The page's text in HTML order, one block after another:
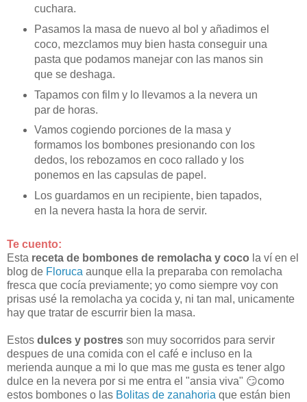
cuchara.
Pasamos la masa de nuevo al bol y añadimos el
coco, mezclamos muy bien hasta conseguir una
pasta que podamos manejar con las manos sin
que se deshaga.
Tapamos con film y lo llevamos a la nevera un
par de horas.
Vamos cogiendo porciones de la masa y
formamos los bombones presionando con los
dedos, los rebozamos en coco rallado y los
ponemos en las capsulas de papel.
Los guardamos en un recipiente, bien tapados,
en la nevera hasta la hora de servir.
Te cuento:
Esta receta de bombones de remolacha y coco la ví en el
blog de Floruca aunque ella la preparaba con remolacha
fresca que cocía previamente; yo como siempre voy con
prisas usé la remolacha ya cocida y, ni tan mal, unicamente
hay que tratar de escurrir bien la masa.
Estos dulces y postres son muy socorridos para servir
despues de una comida con el café e incluso en la
merienda aunque a mi lo que mas me gusta es tener algo
dulce en la nevera por si me entra el "ansia viva" 😏como
estos bombones o las Bolitas de zanahoria que están bien